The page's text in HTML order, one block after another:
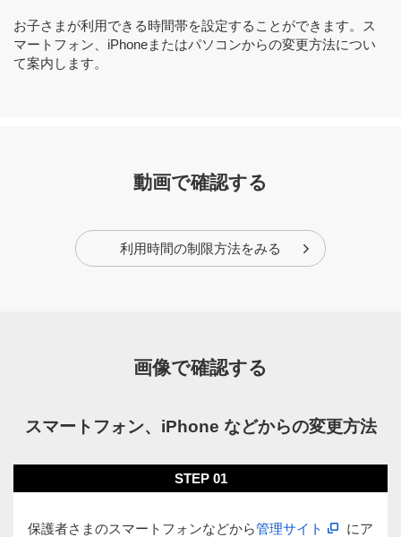
お子さまが利用できる時間帯を設定することができます。ス
マートフォン、iPhoneまたはパソコンからの変更方法につい
て案内します。
動画で確認する
利用時間の制限方法をみる
画像で確認する
スマートフォン、iPhone などからの変更方法
STEP 01
保護者さまのスマートフォンなどから管理サイト
にア